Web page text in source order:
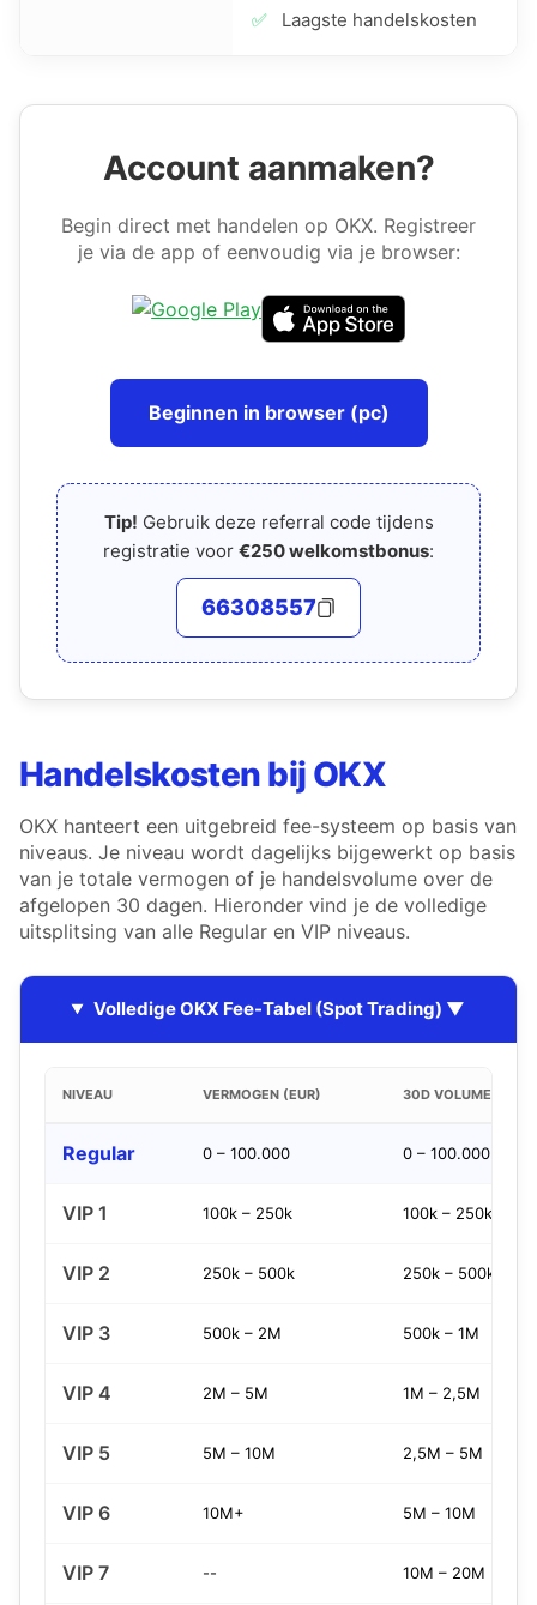
✅
Laagste handelskosten
Account aanmaken?
Begin direct met handelen op OKX. Registreer
je via de app of eenvoudig via je browser:
Beginnen in browser (pc)
Tip! Gebruik deze referral code tijdens
registratie voor €250 welkomstbonus:
66308557
Handelskosten bij OKX
OKX hanteert een uitgebreid fee-systeem op basis van
niveaus. Je niveau wordt dagelijks bijgewerkt op basis
van je totale vermogen of je handelsvolume over de
afgelopen 30 dagen. Hieronder vind je de volledige
uitsplitsing van alle Regular en VIP niveaus.
Volledige OKX Fee-Tabel (Spot Trading) ▼
NIVEAU VERMOGEN (EUR) 30D VOLUME (EUR)
Regular 0 – 100.000 0 – 100.000
VIP 1 100k – 250k 100k – 250k
VIP 2 250k – 500k 250k – 500k
VIP 3 500k – 2M 500k – 1M
VIP 4 2M – 5M 1M – 2,5M
VIP 5 5M – 10M 2,5M – 5M
VIP 6 10M+ 5M – 10M
VIP 7 -- 10M – 20M